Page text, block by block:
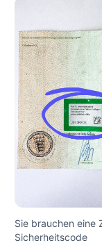
Sie brauchen eine
Sicherheitscode